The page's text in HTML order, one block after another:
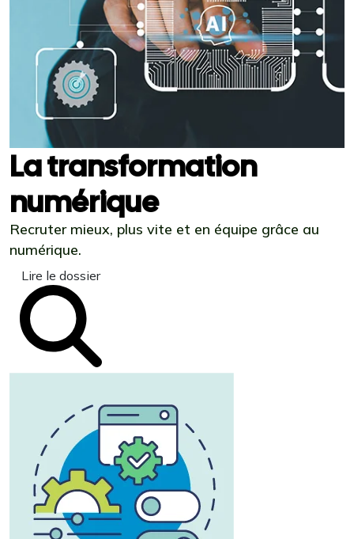
La transformation
numérique
Recruter mieux, plus vite et en équipe grâce au
numérique.
Lire le dossier